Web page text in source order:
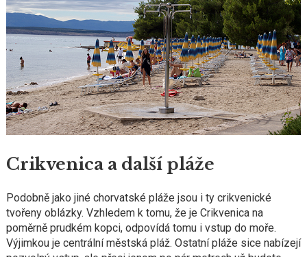
Crikvenica a další pláže
Podobně jako jiné chorvatské pláže jsou i ty crikvenické
tvořeny oblázky. Vzhledem k tomu, že je Crikvenica na
poměrně prudkém kopci, odpovídá tomu i vstup do moře.
Výjimkou je centrální městská pláž. Ostatní pláže sice nabízejí